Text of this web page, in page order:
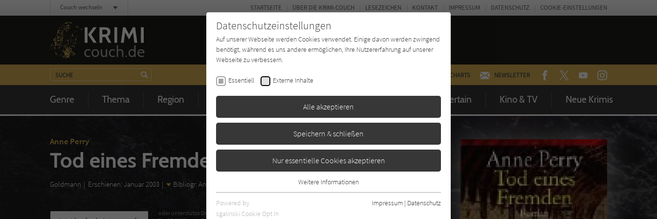
CHARTS NEWSLETTER FACEBOOKTWITTERYOUTUBEINSTAGRAM
Genre Thema Region Zeit Buchtyp Autor*in Magazin Entertain Kino & TV Neue Krimis
STARTSEITE ÜBER DIE KRIMI-COUCH LESEZEICHEN KONTAKT IMPRESSUM DATENSCHUTZ COOKIE-EINSTELLUNGEN
Couch wechseln
Anne Perry
Tod eines Fremden
Goldmann Erschienen: Januar 2003 Bibliogr. Angaben
oder unterstütze Deinen
Datenschutzeinstellungen
Auf unserer Webseite werden Cookies verwendet. Einige davon werden zwingend
benötigt, während es uns andere ermöglichen, Ihre Nutzererfahrung auf unserer
Webseite zu verbessern.
Essentiell Externe Inhalte
Alle akzeptieren
Speichern & schließen
Nur essentielle Cookies akzeptieren
Essentielle Cookies werden für grundlegende Funktionen der Webseite
benötigt. Dadurch ist gewährleistet, dass die Webseite einwandfrei
Weitere Informationen
Powered by
sgalinski Cookie Opt In
Impressum | Datenschutz